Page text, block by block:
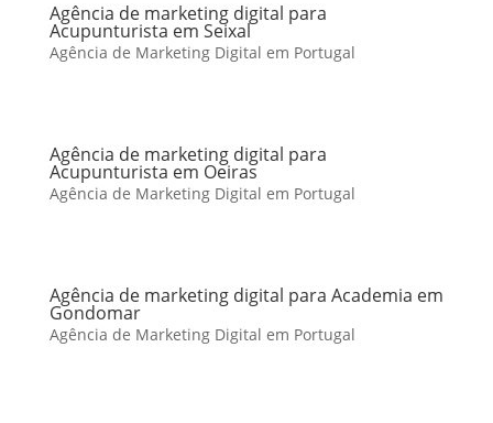
Agência de marketing digital para
Acupunturista em Seixal
Agência de Marketing Digital em Portugal
Agência de marketing digital para
Acupunturista em Oeiras
Agência de Marketing Digital em Portugal
Agência de marketing digital para Academia em
Gondomar
Agência de Marketing Digital em Portugal